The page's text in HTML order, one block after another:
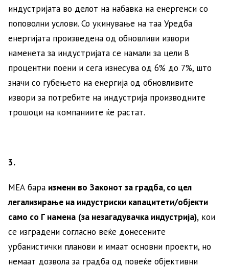
индустријата во делот на набавка на енергенси со
поповолни услови. Со укинување на таа Уредба
енергијата произведена од обновливи извори
наменета за индустријата се намали за цели 8
процентни поени и сега изнесува од 6% до 7%, што
значи со губењето на енергија од обновливите
извори за потребите на индустрија производните
трошоци на компаниите ќе растат.
3.
МЕА бара измени во Законот за градба, со цел
легализирање на индустриски капацитети/објекти
само со Г намена (за незагадувачка индустрија), кои
се изградени согласно веќе донесените
урбанистички планови и имаат основни проекти, но
немаат дозвола за градба од повеќе објективни